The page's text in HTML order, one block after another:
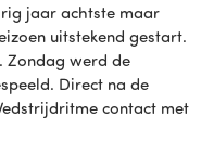
jaar achtste maar
uitstekend gestart.
Zondag werd de
Direct na de
contact met